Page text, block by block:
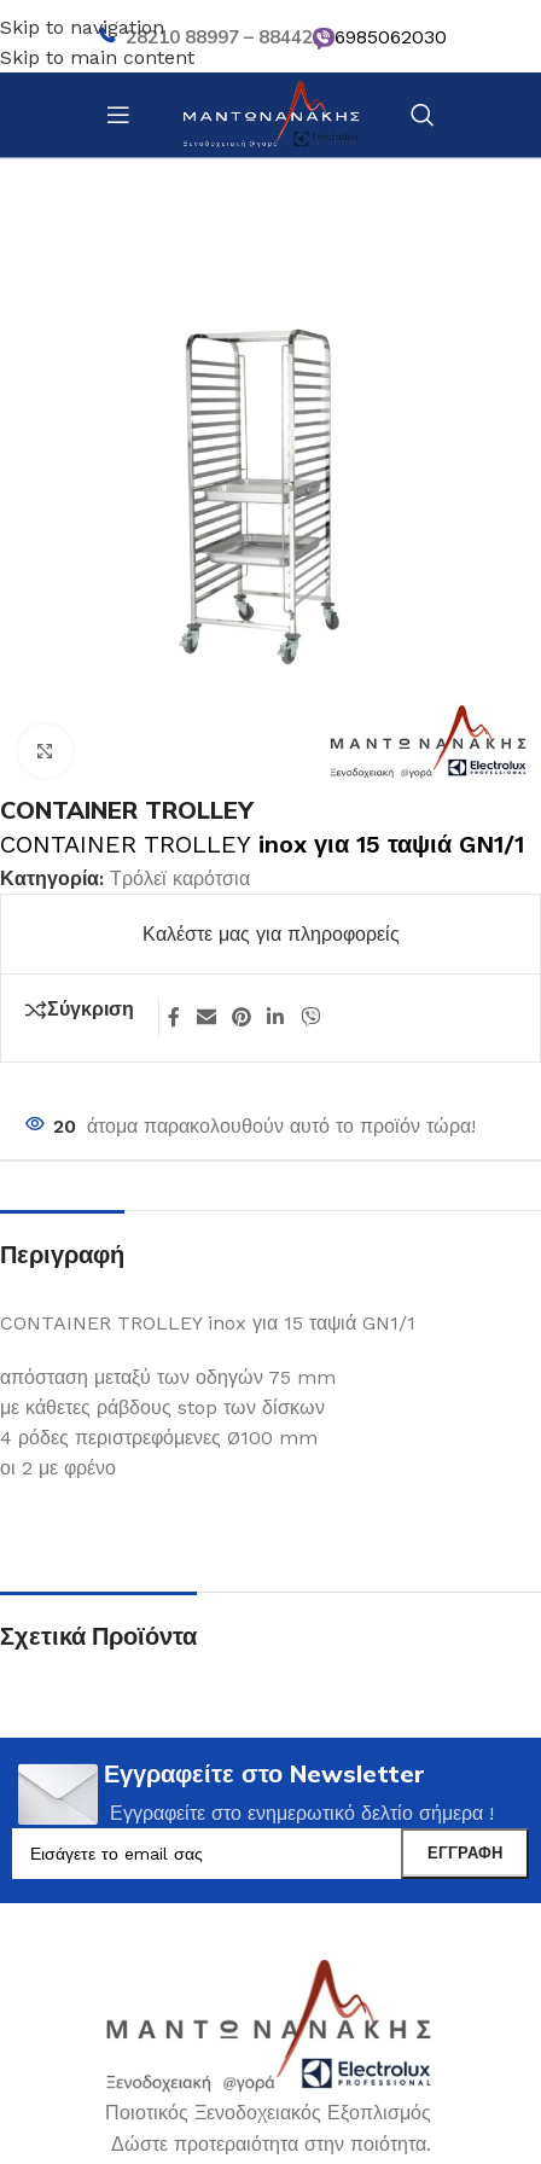
Skip to navigation
Skip to main content
28210 88997 – 88442 6985062030
Αρχική σελίδα/
CONTAINER TROLLEY
CONTAINER TROLLEY inox για 15 ταψιά GN1/1
Κατηγορία: Τρόλεϊ καρότσια
Καλέστε μας για πληροφορείς
Σύγκριση
20 άτομα παρακολουθούν αυτό το προϊόν τώρα!
Περιγραφή
CONTAINER TROLLEY inox για 15 ταψιά GN1/1
απόσταση μεταξύ των οδηγών 75 mm
με κάθετες ράβδους stop των δίσκων
4 ρόδες περιστρεφόμενες Ø100 mm
οι 2 με φρένο
Σχετικά Προϊόντα
Εγγραφείτε στο Newsletter
Εγγραφείτε στο ενημερωτικό δελτίο σήμερα !
Ποιοτικός Ξενοδοχειακός Εξοπλισμός
Δώστε προτεραιότητα στην ποιότητα.